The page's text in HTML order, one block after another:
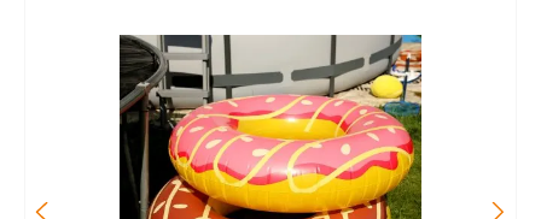
Bildergalerie überspringen